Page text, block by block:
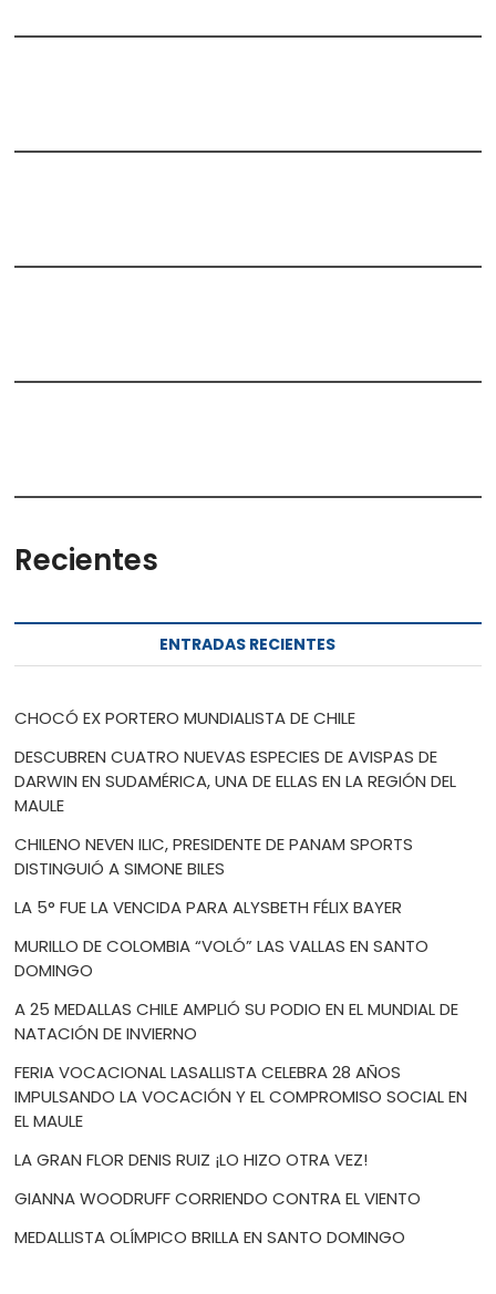
Recientes
ENTRADAS RECIENTES
CHOCÓ EX PORTERO MUNDIALISTA DE CHILE
DESCUBREN CUATRO NUEVAS ESPECIES DE AVISPAS DE
DARWIN EN SUDAMÉRICA, UNA DE ELLAS EN LA REGIÓN DEL
MAULE
CHILENO NEVEN ILIC, PRESIDENTE DE PANAM SPORTS
DISTINGUIÓ A SIMONE BILES
LA 5° FUE LA VENCIDA PARA ALYSBETH FÉLIX BAYER
MURILLO DE COLOMBIA “VOLÓ” LAS VALLAS EN SANTO
DOMINGO
A 25 MEDALLAS CHILE AMPLIÓ SU PODIO EN EL MUNDIAL DE
NATACIÓN DE INVIERNO
FERIA VOCACIONAL LASALLISTA CELEBRA 28 AÑOS
IMPULSANDO LA VOCACIÓN Y EL COMPROMISO SOCIAL EN
EL MAULE
LA GRAN FLOR DENIS RUIZ ¡LO HIZO OTRA VEZ!
GIANNA WOODRUFF CORRIENDO CONTRA EL VIENTO
MEDALLISTA OLÍMPICO BRILLA EN SANTO DOMINGO